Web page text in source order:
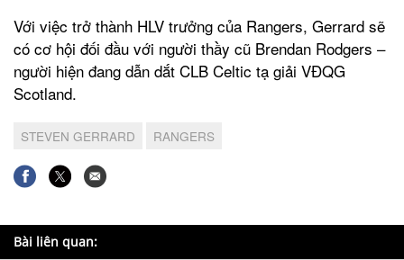
Với việc trở thành HLV trưởng của Rangers, Gerrard sẽ
có cơ hội đối đầu với người thầy cũ Brendan Rodgers –
người hiện đang dẫn dắt CLB Celtic tạ giải VĐQG
Scotland.
STEVEN GERRARD RANGERS
Bài liên quan: